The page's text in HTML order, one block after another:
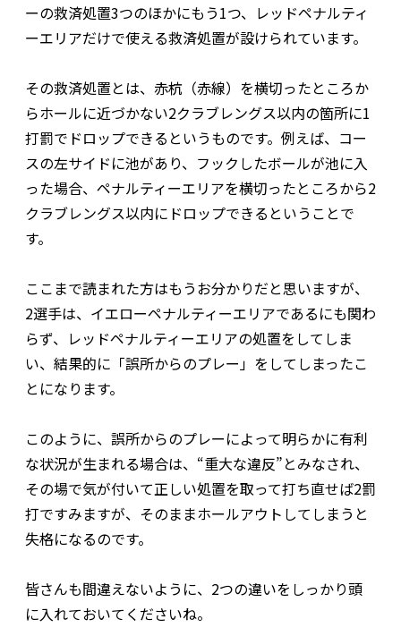
ーの救済処置3つのほかにもう1つ、レッドペナルティ
ーエリアだけで使える救済処置が設けられています。
その救済処置とは、赤杭（赤線）を横切ったところか
らホールに近づかない2クラブレングス以内の箇所に1
打罰でドロップできるというものです。例えば、コー
スの左サイドに池があり、フックしたボールが池に入
った場合、ペナルティーエリアを横切ったところから2
クラブレングス以内にドロップできるということで
す。
ここまで読まれた方はもうお分かりだと思いますが、
2選手は、イエローペナルティーエリアであるにも関わ
らず、レッドペナルティーエリアの処置をしてしま
い、結果的に「誤所からのプレー」をしてしまったこ
とになります。
このように、誤所からのプレーによって明らかに有利
な状況が生まれる場合は、“重大な違反”とみなされ、
その場で気が付いて正しい処置を取って打ち直せば2罰
打ですみますが、そのままホールアウトしてしまうと
失格になるのです。
皆さんも間違えないように、2つの違いをしっかり頭
に入れておいてくださいね。